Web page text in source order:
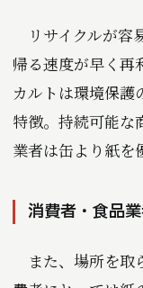
リサイクルが容
帰る速度が早く再
カルトは環境保護
特徴。持続可能な
業者は缶より紙を
消費者・食品
また、場所を取